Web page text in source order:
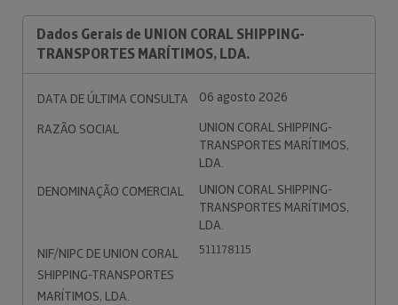
Dados Gerais de UNION CORAL SHIPPING-
TRANSPORTES MARÍTIMOS, LDA.
DATA DE ÚLTIMA CONSULTA
06 agosto 2026
RAZÃO SOCIAL
UNION CORAL SHIPPING-
TRANSPORTES MARÍTIMOS,
LDA.
DENOMINAÇÃO COMERCIAL
UNION CORAL SHIPPING-
TRANSPORTES MARÍTIMOS,
LDA.
NIF/NIPC DE UNION CORAL
SHIPPING-TRANSPORTES
MARÍTIMOS, LDA.
511178115